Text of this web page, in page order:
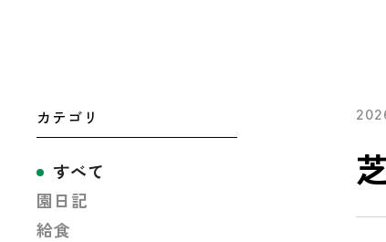
カテゴリ
すべて
園日記
給食